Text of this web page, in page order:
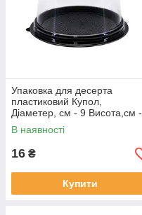
Упаковка для десерта
пластиковий Купол,
Діаметер, cм - 9 Висота,cм -
82 купольна упаковка З
ЧОРНИМ ДНОМ
В наявності
16 ₴
Купити